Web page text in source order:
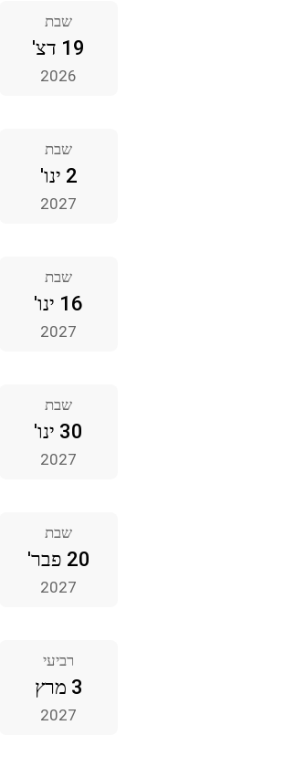
שבת
19 דצ'
2026
שבת
2 ינו'
2027
שבת
16 ינו'
2027
שבת
30 ינו'
2027
שבת
20 פבר'
2027
רביעי
3 מרץ
2027